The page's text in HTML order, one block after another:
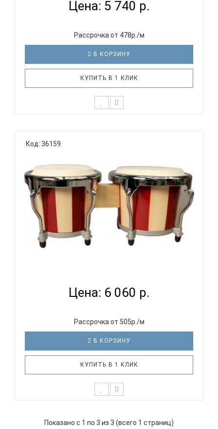
Цена: 5 740 р.
Рассрочка от 478р./м
В КОРЗИНУ
КУПИТЬ В 1 КЛИК
обучения, домашних занятий и исполнения
из дерева и мембраны из натуральной кожи
обеспечивают комфортную игру и естествен..
Код: 36159
Цена: 6 060 р.
Рассрочка от 505р./м
В КОРЗИНУ
КУПИТЬ В 1 КЛИК
музыкантов, так и для любителей, увлечённых
Показано с 1 по 3 из 3 (всего 1 страниц)